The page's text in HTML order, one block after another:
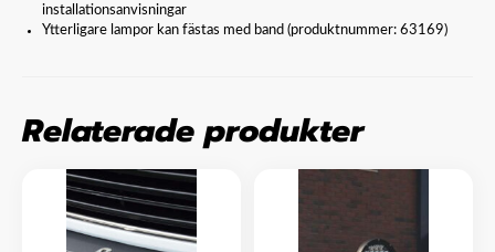
installationsanvisningar
Ytterligare lampor kan fästas med band (produktnummer: 63169)
Relaterade produkter